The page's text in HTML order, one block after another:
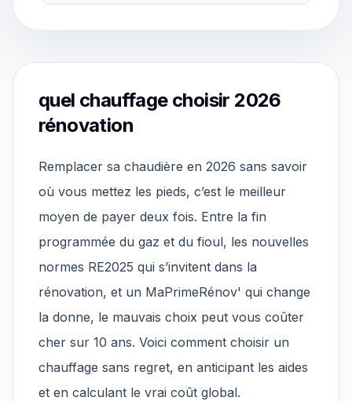
quel chauffage choisir 2026
rénovation
Remplacer sa chaudière en 2026 sans savoir
où vous mettez les pieds, c’est le meilleur
moyen de payer deux fois. Entre la fin
programmée du gaz et du fioul, les nouvelles
normes RE2025 qui s’invitent dans la
rénovation, et un MaPrimeRénov' qui change
la donne, le mauvais choix peut vous coûter
cher sur 10 ans. Voici comment choisir un
chauffage sans regret, en anticipant les aides
et en calculant le vrai coût global.